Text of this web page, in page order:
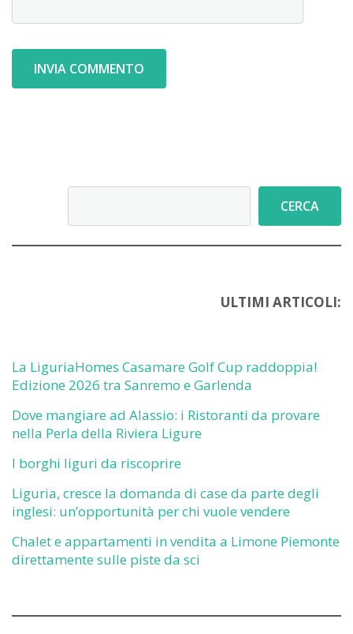
CERCA
ULTIMI ARTICOLI:
La LiguriaHomes Casamare Golf Cup raddoppia!
Edizione 2026 tra Sanremo e Garlenda
Dove mangiare ad Alassio: i Ristoranti da provare
nella Perla della Riviera Ligure
I borghi liguri da riscoprire
Liguria, cresce la domanda di case da parte degli
inglesi: un’opportunità per chi vuole vendere
Chalet e appartamenti in vendita a Limone Piemonte
direttamente sulle piste da sci